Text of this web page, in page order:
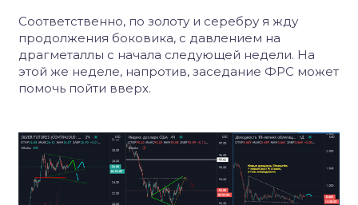
Соответственно, по золоту и серебру я жду
продолжения боковика, с давлением на
драгметаллы с начала следующей недели. На
этой же неделе, напротив, заседание ФРС может
помочь пойти вверх.